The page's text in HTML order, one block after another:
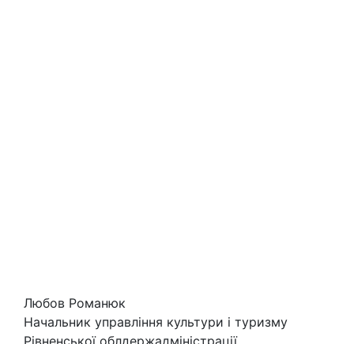
Любов Романюк
Начальник управління культури і туризму